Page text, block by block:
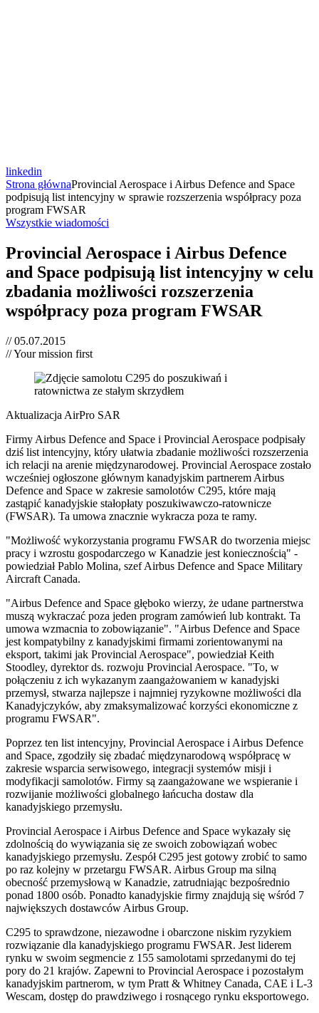
linkedin
Strona głównaProvincial Aerospace i Airbus Defence and Space
podpisują list intencyjny w sprawie rozszerzenia współpracy poza
program FWSAR
Wszystkie wiadomości
Provincial Aerospace i Airbus Defence
and Space podpisują list intencyjny w celu
zbadania możliwości rozszerzenia
współpracy poza program FWSAR
// 05.07.2015
// Your mission first
Aktualizacja AirPro SAR
Firmy Airbus Defence and Space i Provincial Aerospace podpisały
dziś list intencyjny, który ułatwia zbadanie możliwości rozszerzenia
ich relacji na arenie międzynarodowej. Provincial Aerospace zostało
wcześniej ogłoszone głównym kanadyjskim partnerem Airbus
Defence and Space w zakresie samolotów C295, które mają
zastąpić kanadyjskie stałopłaty poszukiwawczo-ratownicze
(FWSAR). Ta umowa znacznie wykracza poza te ramy.
"Możliwość wykorzystania programu FWSAR do tworzenia miejsc
pracy i wzrostu gospodarczego w Kanadzie jest koniecznością" -
powiedział Pablo Molina, szef Airbus Defence and Space Military
Aircraft Canada.
"Airbus Defence and Space głęboko wierzy, że udane partnerstwa
muszą wykraczać poza jeden program zamówień lub kontrakt. Ta
umowa wzmacnia to zobowiązanie". "Airbus Defence and Space
jest kompatybilny z kanadyjskimi firmami zorientowanymi na
eksport, takimi jak Provincial Aerospace", powiedział Keith
Stoodley, dyrektor ds. rozwoju Provincial Aerospace. "To, w
połączeniu z ich wykazanym zaangażowaniem w kanadyjski
przemysł, stwarza najlepsze i najmniej ryzykowne możliwości dla
Kanadyjczyków, aby zmaksymalizować korzyści ekonomiczne z
programu FWSAR".
Poprzez ten list intencyjny, Provincial Aerospace i Airbus Defence
and Space, zgodziły się zbadać międzynarodową współpracę w
zakresie wsparcia serwisowego, integracji systemów misji i
modyfikacji samolotów. Firmy są zaangażowane we wspieranie i
rozwijanie możliwości globalnego łańcucha dostaw dla
kanadyjskiego przemysłu.
Provincial Aerospace i Airbus Defence and Space wykazały się
zdolnością do wywiązania się ze swoich zobowiązań wobec
kanadyjskiego przemysłu. Zespół C295 jest gotowy zrobić to samo
po raz kolejny w przetargu FWSAR. Airbus Group ma silną
obecność przemysłową w Kanadzie, zatrudniając bezpośrednio
ponad 1800 osób. Ponadto kanadyjskie firmy znajdują się wśród 7
największych dostawców Airbus Group.
C295 to sprawdzone, niezawodne i obarczone niskim ryzykiem
rozwiązanie dla kanadyjskiego programu FWSAR. Jest liderem
rynku w swoim segmencie z 155 samolotami sprzedanymi do tej
pory do 21 krajów. Zapewni to Provincial Aerospace i pozostałym
kanadyjskim partnerom, w tym Pratt & Whitney Canada, CAE i L-3
Wescam, dostęp do prawdziwego i rosnącego rynku eksportowego.